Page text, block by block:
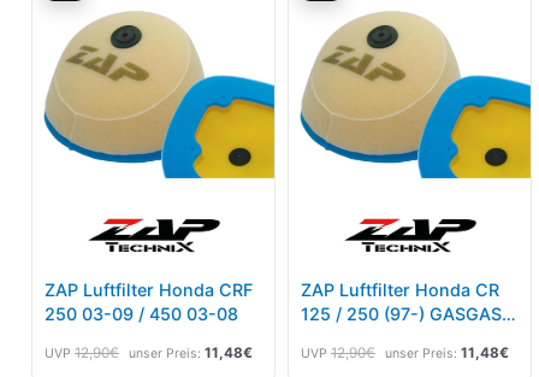
ZAP Luftfilter Honda CRF
250 03-09 / 450 03-08
UVP 12,90€
war:
12,90€
unser Preis: 11,48€
ZAP Luftfilter Honda CR
125 / 250 (97-) GASGAS
UVP 12,90€
war:
12,90€
unser Preis: 11,48€